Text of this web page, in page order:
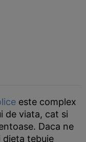
este complex
de viata, cat si
Daca ne
tebuie